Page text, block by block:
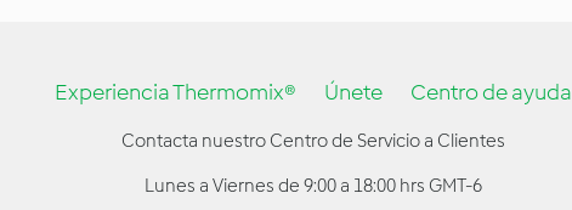
Experiencia Thermomix® Únete Centro de ayuda
Contacta nuestro Centro de Servicio a Clientes
Lunes a Viernes de 9:00 a 18:00 hrs GMT-6